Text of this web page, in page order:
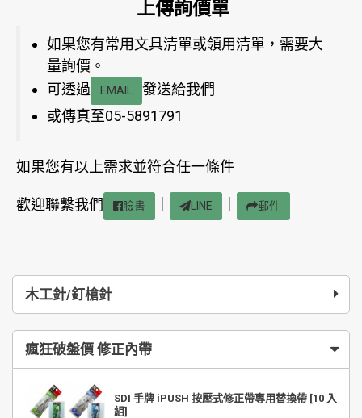
木工針/釘槍針
瘋狂破盤價 修正內帶
SDI 手牌 iPUSH 按壓式修正帶專用替換帶 [10 入
組]
上傳詢價單
如果您有常用文具清單或領用清單，需要大
量詢價。
可透過
EMAIL
發送給我們
或傳真至05-5891791
如果您有以上需求並符合任一條件
歡迎聯繫我們 臉書 LINE 郵件